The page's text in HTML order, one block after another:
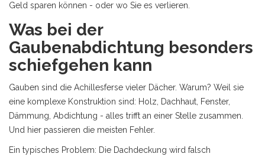
Geld sparen können - oder wo Sie es verlieren.
Was bei der
Gaubenabdichtung besonders
schiefgehen kann
Gauben sind die Achillesferse vieler Dächer. Warum? Weil sie
eine komplexe Konstruktion sind: Holz, Dachhaut, Fenster,
Dämmung, Abdichtung - alles trifft an einer Stelle zusammen.
Und hier passieren die meisten Fehler.
Ein typisches Problem: Die Dachdeckung wird falsch